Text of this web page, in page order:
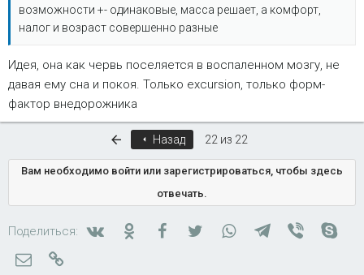
возможности +- одинаковые, масса решает, а комфорт,
налог и возраст совершенно разные
Идея, она как червь поселяется в воспаленном мозгу, не
давая ему сна и покоя. Только excursion, только форм-
фактор внедорожника
ПервыйНазад 22 из 22
Вам необходимо войти или зарегистрироваться, чтобы здесь
отвечать.
Поделиться: ВконтактеОдноклассники
FacebookTwitterWhatsAppTelegram
Viber
Электронная почта